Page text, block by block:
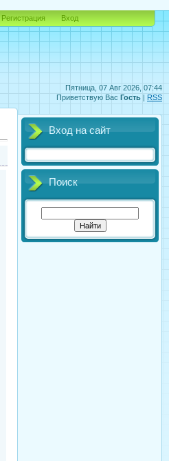
Пятница, 07 Авг 2026, 07:44
Приветствую Вас Гость | RSS
Регистрация Вход
Вход на сайт
Поиск